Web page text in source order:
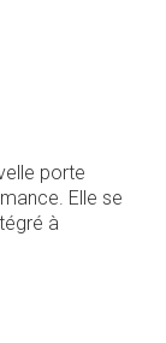
porte
Elle se
à